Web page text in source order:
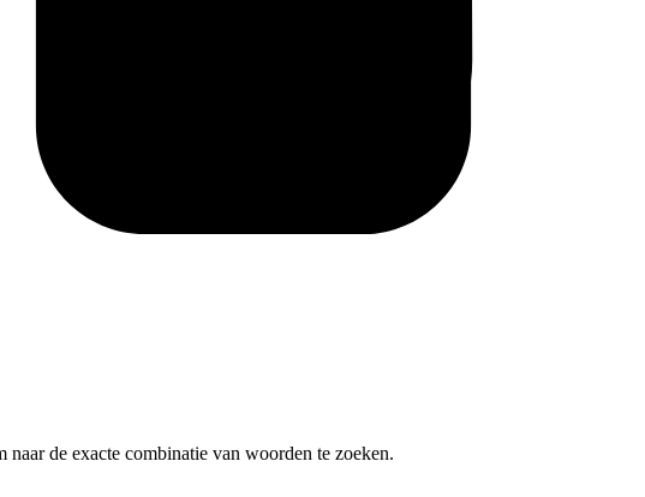
de exacte combinatie van woorden te zoeken.